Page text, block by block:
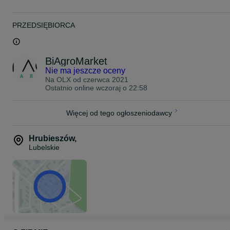
.
--- --- --- SPRZEDAŻ RATALNA --- --- ---
.
--- --- ---TRANSPORT NA TERENIE CAŁEGO KRAJU --- --- ---
- Ursus C-330 C330
- Ursus C-360 C360
- MF 235 MF235
- MF 255 F255
- T-25 T25 Ruski
W ofercie:
--- --- Kabiny bez błotników --- ---
--- --- Kabiny z błotnikami --- ---
PRZEDSIĘBIORCA
BiAgroMarket
Nie ma jeszcze oceny
Na OLX od czerwca 2021
Ostatnio online wczoraj o 22:58
Więcej od tego ogłoszeniodawcy
Hrubieszów,
Lubelskie